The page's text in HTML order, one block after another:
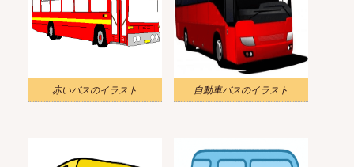
赤いバスのイラスト 自動車バスのイラスト